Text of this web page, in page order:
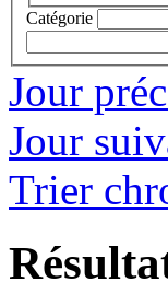
Catégorie
Jour
Jour
Trier